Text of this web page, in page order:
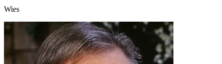
Wies